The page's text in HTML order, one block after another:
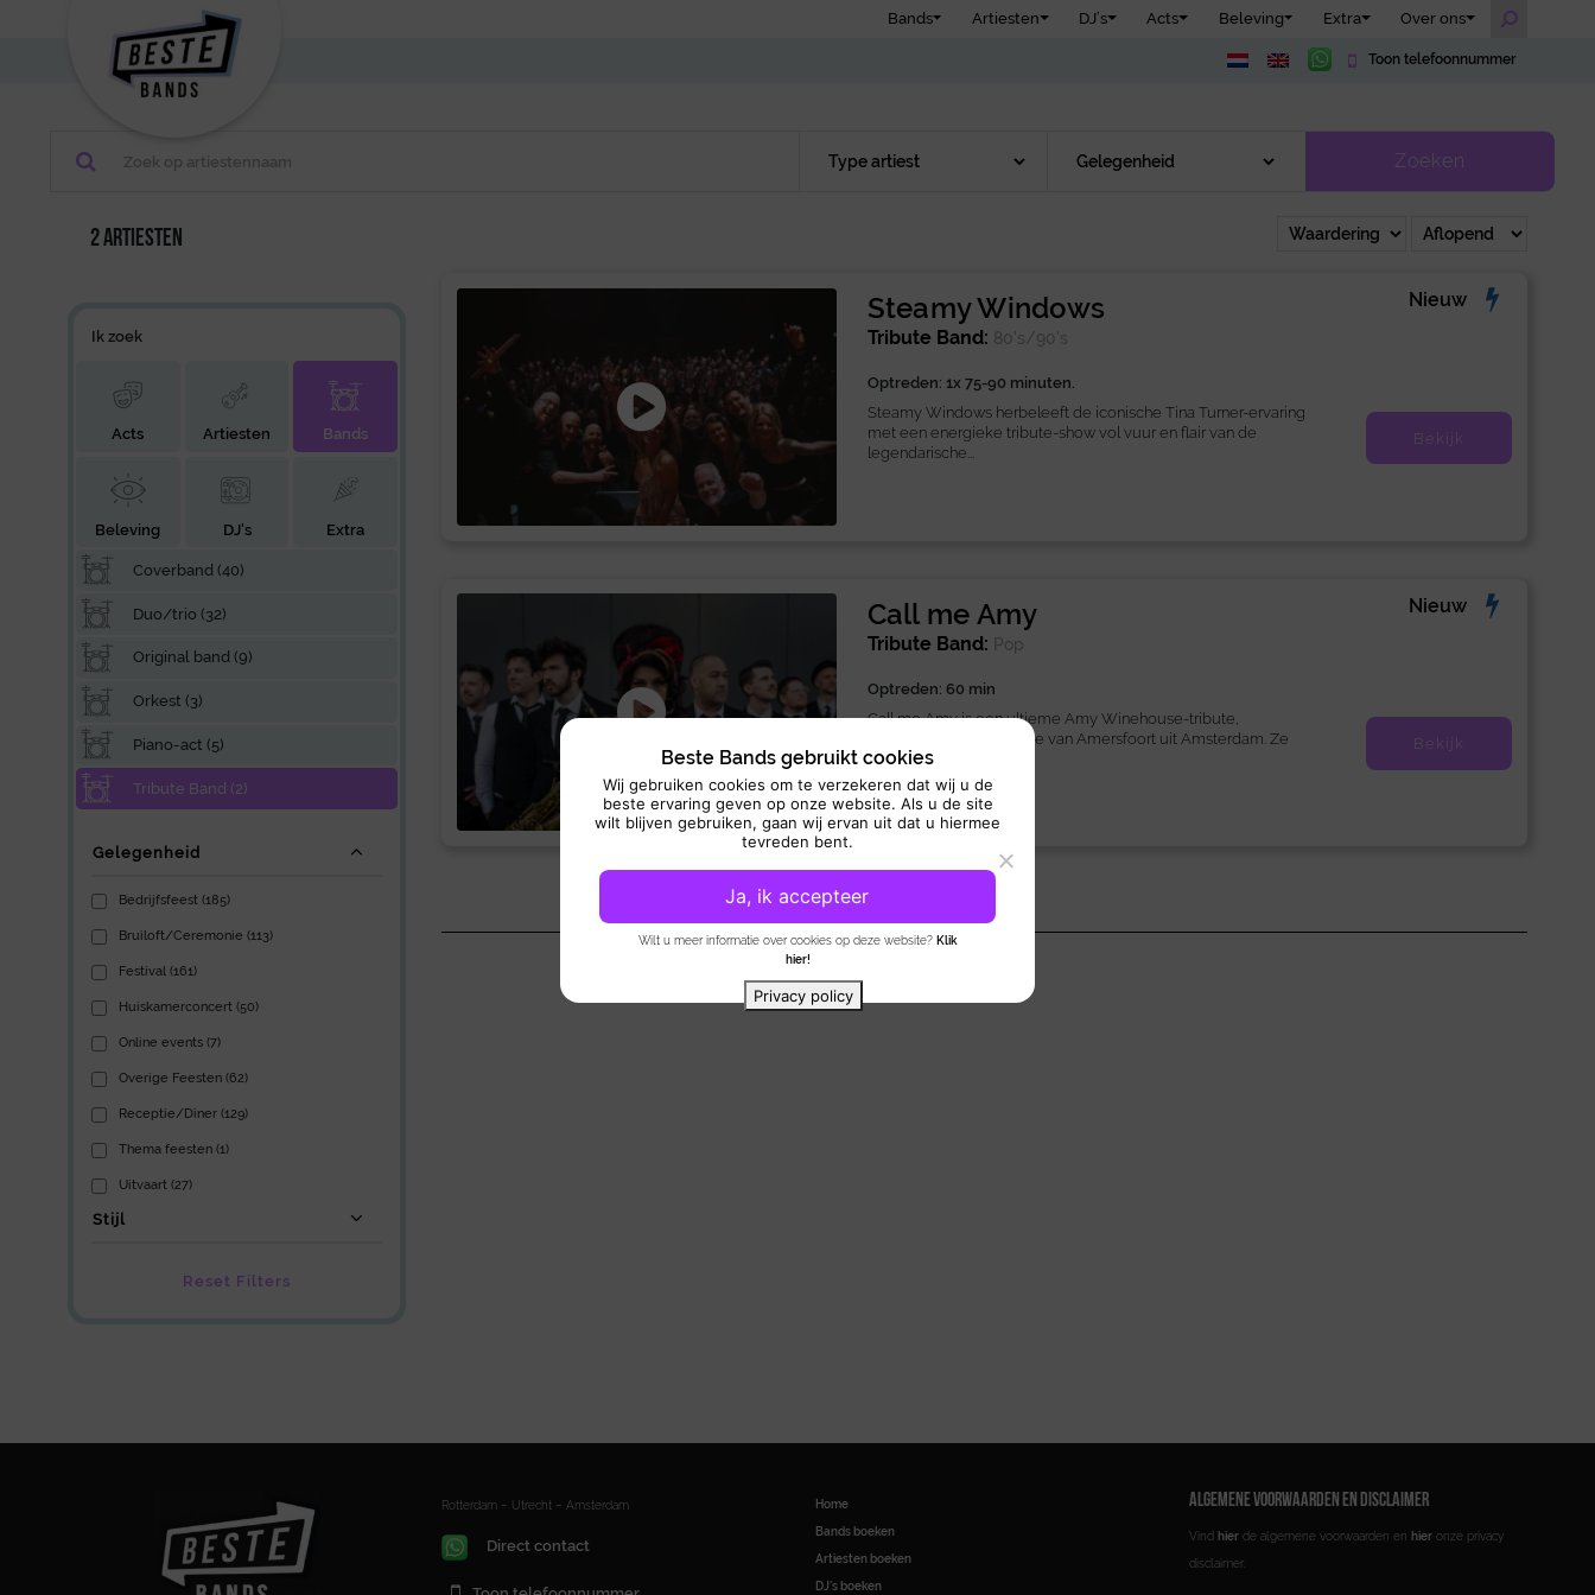
Bands Artiesten DJ’s Acts Beleving Extra Over ons
Toon telefoonnummer
Zoeken
2 artiesten
Ik zoek
Acts Artiesten Bands
Beleving DJ's Extra
Coverband (40)
Duo/trio (32)
Original band (9)
Orkest (3)
Piano-act (5)
Tribute Band (2)
Gelegenheid
Bedrijfsfeest (185)
Bruiloft/Ceremonie (113)
Festival (161)
Huiskamerconcert (50)
Online events (7)
Overige Feesten (62)
Receptie/Diner (129)
Thema feesten (1)
Uitvaart (27)
Stijl
Reset Filters
Steamy Windows
Nieuw
Tribute Band: 80's/90's
Optreden: 1x 75-90 minuten.
Steamy Windows herbeleeft de iconische Tina Turner-ervaring
met een energieke tribute-show vol vuur en flair van de
legendarische...
Bekijk
Call me Amy
Nieuw
Tribute Band: Pop
Optreden: 60 min
Call me Amy is een ultieme Amy Winehouse-tribute,
uitgevoerd door Merante van Amersfoort uit Amsterdam. Ze
brengt Amy’s...
Bekijk
Rotterdam – Utrecht – Amsterdam
Direct contact
Home
Bands boeken
Artiesten boeken
DJ’s boeken
ALGEMENE VOORWAARDEN EN DISCLAIMER
Vind hier de algemene voorwaarden en hier onze privacy
disclaimer.
Beste Bands gebruikt cookies
Wij gebruiken cookies om te verzekeren dat wij u de
beste ervaring geven op onze website. Als u de site
wilt blijven gebruiken, gaan wij ervan uit dat u hiermee
tevreden bent.
Wilt u meer informatie over cookies op deze website? Klik
hier!
Ja, ik accepteer
Privacy policy